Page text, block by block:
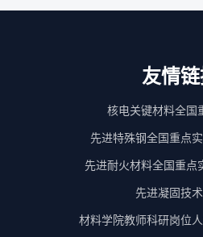
友情
核电关键材料全国
先进特殊钢全国重点实
先进耐火材料全国重点
先进凝固技
材料学院教师科研岗位